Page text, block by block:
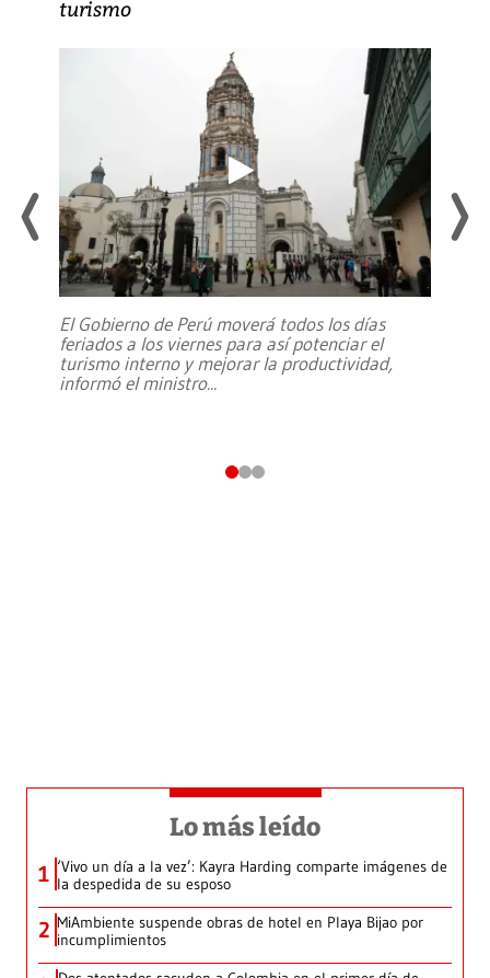
turismo
El Gobierno de Perú moverá todos los días
feriados a los viernes para así potenciar el
turismo interno y mejorar la productividad,
informó el ministro...
Lo más leído
1 ‘Vivo un día a la vez’: Kayra Harding comparte imágenes de
la despedida de su esposo
2 MiAmbiente suspende obras de hotel en Playa Bijao por
incumplimientos